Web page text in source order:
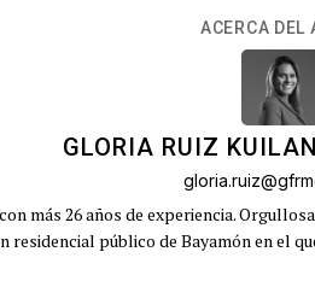
ACERCA DEL
GLORIA RUIZ KUILAN
más 26 años de experiencia.
residencial público de Bayamón en el